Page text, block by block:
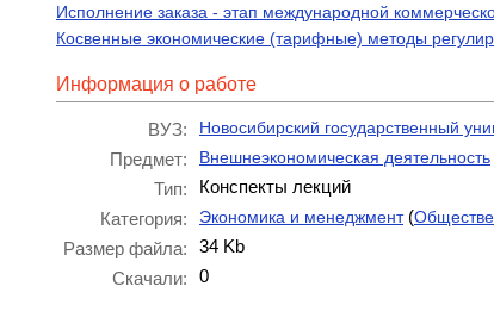
Исполнение заказа - этап международной
Косвенные экономические (тарифные) методы
Информация о работе
ВУЗ: Новосибирский государственный
Предмет: Внешнеэкономическая деятельность
Тип:
Конспекты лекций
Категория:
Экономика и менеджмент(
Размер файла:
34 Kb
Скачали:
0